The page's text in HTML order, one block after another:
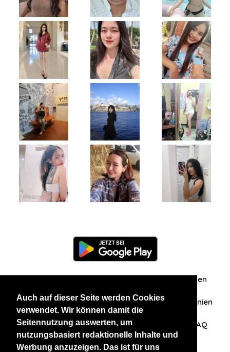
Auch auf dieser Seite werden Cookies
verwendet. Wir können damit die
Seitennutzung auswerten, um
nutzungsbasiert redaktionelle Inhalte und
Werbung anzuzeigen. Das ist für uns
Zuschriften/Erfahrungen
Datenschutzerklärung AGB Datenschutzrichtlinien
Nehmen Sie Kontakt mit uns auf FAQ